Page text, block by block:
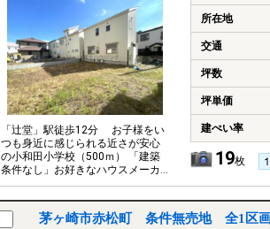
「辻堂」駅徒歩12分 お子様をい
つも身近に感じられる近さが安心
の小和田小学校（500ｍ） 「建築
条件なし」お好きなハウスメーカ
ーで建築できます。
所在地
交通
坪数
坪単価
建ぺい率
19枚
茅ヶ崎市赤松町 条件無売地 全1区